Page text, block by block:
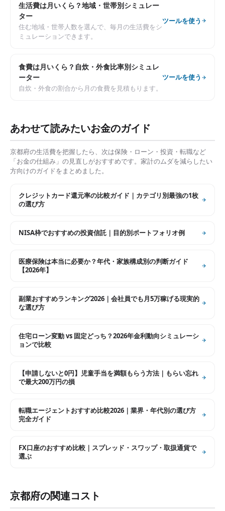
生活費は月いくら？地域・世帯別シミュレー
ター
住む地域・世帯人数を選んで、毎月の生活費をシ
ミュレーションできます。
ツールを使う
食費は月いくら？自炊・外食比率別シミュレ
ーター
自炊・外食の割合から月の食費を見積もります。
ツールを使う
あわせて読みたいお金のガイド
京都府の生活費を把握したら、次は保険・ローン・投資・転職など
「お金の仕組み」の見直しがおすすめです。家計のムダを減らしたい
方向けのガイドをまとめました。
クレジットカード還元率の比較ガイド｜カテゴリ別最強の1枚
の選び方
NISA枠でおすすめの投資信託｜目的別ポートフォリオ例
医療保険は本当に必要か？年代・家族構成別の判断ガイド
【2026年】
副業おすすめランキング2026｜会社員でも月5万稼げる現実的
な選び方
住宅ローン変動 vs 固定どっち？2026年金利動向シミュレーシ
ョンで比較
【申請しないと0円】児童手当を満額もらう方法｜もらい忘れ
で最大200万円の損
転職エージェントおすすめ比較2026｜業界・年代別の選び方
完全ガイド
FX口座のおすすめ比較｜スプレッド・スワップ・取扱通貨で
選ぶ
京都府の関連コスト